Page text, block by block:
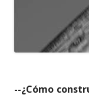
--¿Cómo